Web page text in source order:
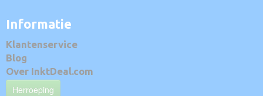
Informatie
Klantenservice
Blog
Over InktDeal.com
Herroeping